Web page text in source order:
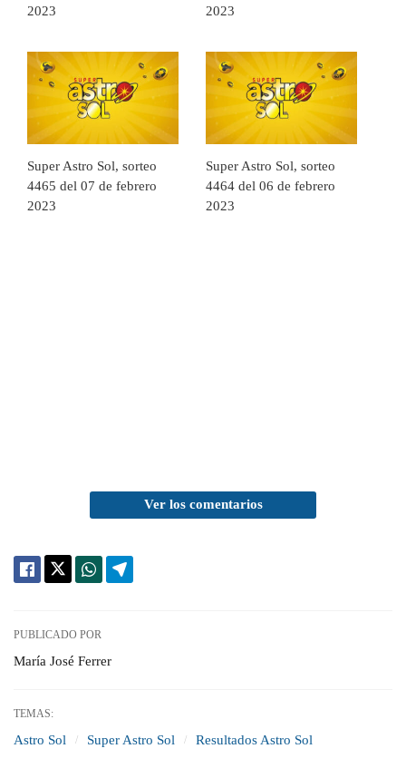
2023
2023
Super Astro Sol, sorteo
4465 del 07 de febrero
2023
Super Astro Sol, sorteo
4464 del 06 de febrero
2023
Ver los comentarios
PUBLICADO POR
María José Ferrer
TEMAS:
Astro Sol Super Astro Sol Resultados Astro Sol